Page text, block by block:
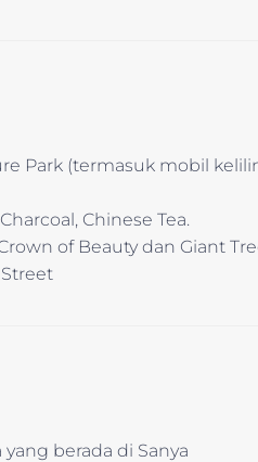
Park (termasuk mobil
Chinese Tea.
of Beauty dan Giant
berada di Sanya